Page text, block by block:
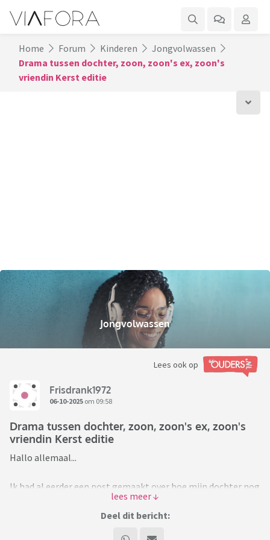
Home Forum Kinderen
Jongvolwassen
Drama tussen dochter, zoon, zoon's ex, zoon's
vriendin Kerst editie
Jongvolwassen
Lees ook op
Frisdrank1972
06-10-2025 om 09:58
Drama tussen dochter, zoon, zoon's ex, zoon's
vriendin Kerst editie
Hallo allemaal...
Ik had al eerder een post gemaakt over hoe mijn dochter nog
steeds met de ex van mijn zoon omgaat en zijn nieuwe
vriendin niet accepteerd en heeft uitgescholden (zoon ging
Deel dit bericht: